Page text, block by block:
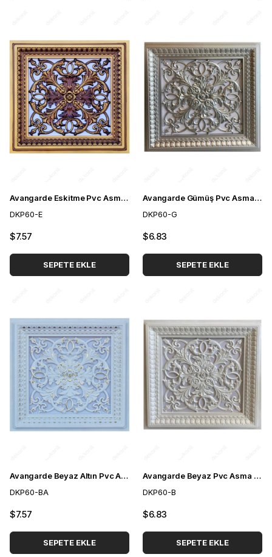
Avangarde Eskitme Pvc Asma Tavan Paneli 60*60 cm
DKP60-E
$7.57
SEPETE EKLE
Avangarde Gümüş Pvc Asma Tavan Paneli 60*60 cm
DKP60-G
$6.83
SEPETE EKLE
Avangarde Beyaz Altın Pvc Asma Tavan Paneli 60*60 cm
DKP60-BA
$7.57
SEPETE EKLE
Avangarde Beyaz Pvc Asma Tavan Paneli 60*60 cm
DKP60-B
$6.83
SEPETE EKLE